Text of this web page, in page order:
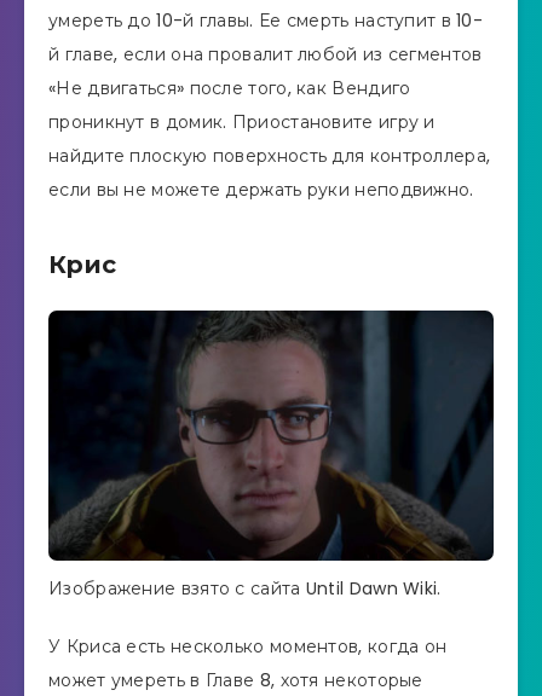
умереть до 10-й главы. Ее смерть наступит в 10-
й главе, если она провалит любой из сегментов
«Не двигаться» после того, как Вендиго
проникнут в домик. Приостановите игру и
найдите плоскую поверхность для контроллера,
если вы не можете держать руки неподвижно.
Крис
Изображение взято с сайта Until Dawn Wiki.
У Криса есть несколько моментов, когда он
может умереть в Главе 8, хотя некоторые